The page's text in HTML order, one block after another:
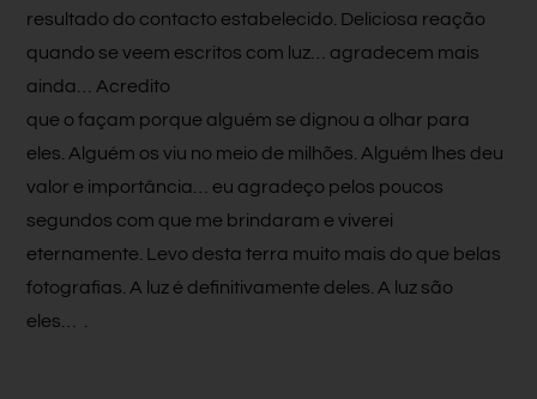
resultado do contacto estabelecido. Deliciosa reação
quando se veem escritos com luz… agradecem mais
ainda… Acredito
que o façam porque alguém se dignou a olhar para
eles. Alguém os viu no meio de milhões. Alguém lhes deu
valor e importância… eu agradeço pelos poucos
segundos com que me brindaram e viverei
eternamente. Levo desta terra muito mais do que belas
fotografias. A luz é definitivamente deles. A luz são
eles… .